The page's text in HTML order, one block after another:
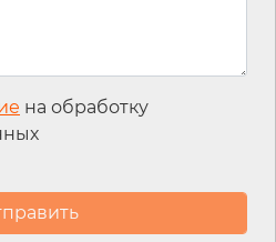
на обработку